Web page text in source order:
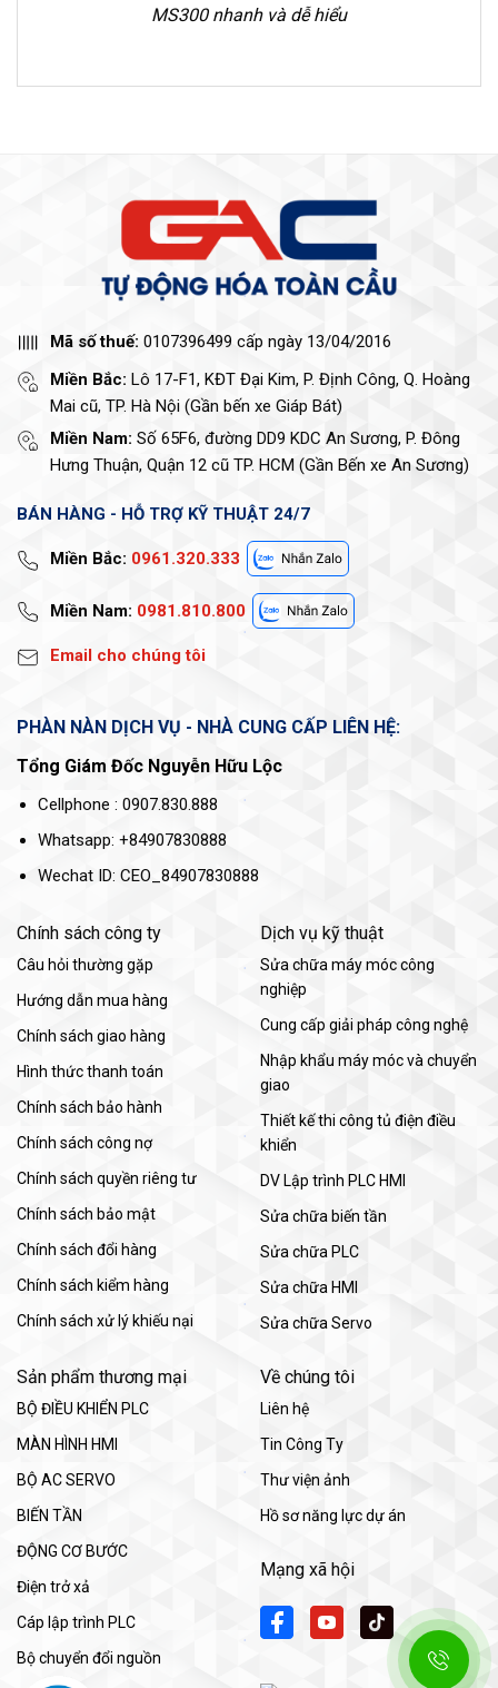
MS300 nhanh và dễ hiểu
Mã số thuế: 0107396499 cấp ngày 13/04/2016
Miền Bắc: Lô 17-F1, KĐT Đại Kim, P. Định Công, Q. Hoàng
Mai cũ, TP. Hà Nội (Gần bến xe Giáp Bát)
Miền Nam: Số 65F6, đường DD9 KDC An Sương, P. Đông
Hưng Thuận, Quận 12 cũ TP. HCM (Gần Bến xe An Sương)
BÁN HÀNG - HỖ TRỢ KỸ THUẬT 24/7
Miền Bắc: 0961.320.333
Miền Nam: 0981.810.800
Email cho chúng tôi
PHÀN NÀN DỊCH VỤ - NHÀ CUNG CẤP LIÊN HỆ:
Tổng Giám Đốc Nguyễn Hữu Lộc
Cellphone : 0907.830.888
Whatsapp: +84907830888
Wechat ID: CEO_84907830888
Chính sách công ty
Câu hỏi thường gặp
Hướng dẫn mua hàng
Chính sách giao hàng
Hình thức thanh toán
Chính sách bảo hành
Chính sách công nợ
Chính sách quyền riêng tư
Chính sách bảo mật
Chính sách đổi hàng
Chính sách kiểm hàng
Chính sách xử lý khiếu nại
Dịch vụ kỹ thuật
Sửa chữa máy móc công
nghiệp
Cung cấp giải pháp công nghệ
Nhập khẩu máy móc và chuyển
giao
Thiết kế thi công tủ điện điều
khiển
DV Lập trình PLC HMI
Sửa chữa biến tần
Sửa chữa PLC
Sửa chữa HMI
Sửa chữa Servo
Sản phẩm thương mại
BỘ ĐIỀU KHIỂN PLC
MÀN HÌNH HMI
BỘ AC SERVO
BIẾN TẦN
ĐỘNG CƠ BƯỚC
Điện trở xả
Cáp lập trình PLC
Bộ chuyển đổi nguồn
Về chúng tôi
Liên hệ
Tin Công Ty
Thư viện ảnh
Hồ sơ năng lực dự án
Mạng xã hội